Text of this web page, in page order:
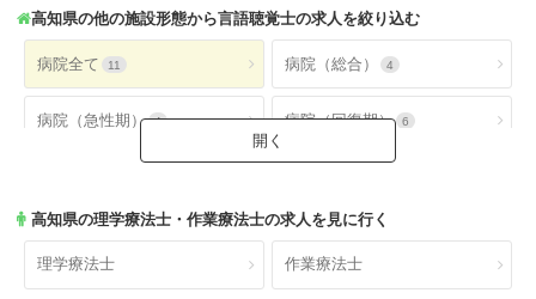
高知県の他の施設形態から言語聴覚士の求人を絞り込む
病院全て 11 病院（総合） 4
病院（急性期） 4 病院（回復期） 6
病院（外来） 病院（精神科）
病院(地域包括ケア) 0 クリニック全て 0
高知県の理学療法士・作業療法士の求人を見に行く
理学療法士 作業療法士